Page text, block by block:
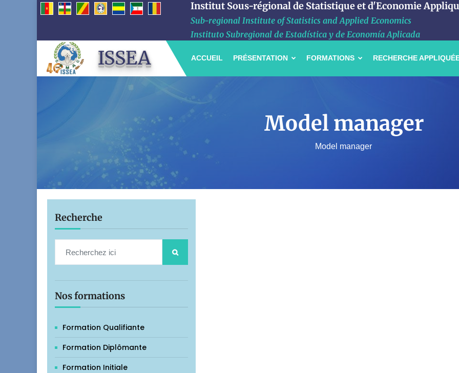
Institut Sous-régional de Statistique et d'Economie
Sub-regional Institute of Statistics and Applied Economics
Instituto Subregional de Estadística y de Economía Aplicada
ISSEA ACCUEIL PRÉSENTATION FORMATIONS RECHERCHE
Model manager
Model manager
Recherche
Nos formations
Formation Qualifiante
Formation Diplômante
Formation Initiale